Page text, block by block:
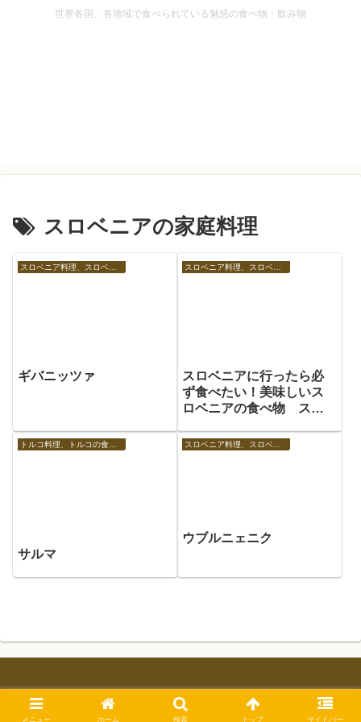
世界各国、各地域で食べられている魅惑の食べ物・飲み物
スロベニアの家庭料理
ギバニッツァ
スロベニアに行ったら必
ず食べたい！美味しいス
ロベニアの食べ物 スロ
トルコ料理、トルコの食べ物
サルマ
スロベニア料理、スロベニアの食べ物
ウブルニェニク
© 2025 世界の食べ物用語辞典. All Rights Reserved.
メニュー ホーム 検索 トップ サイドバー